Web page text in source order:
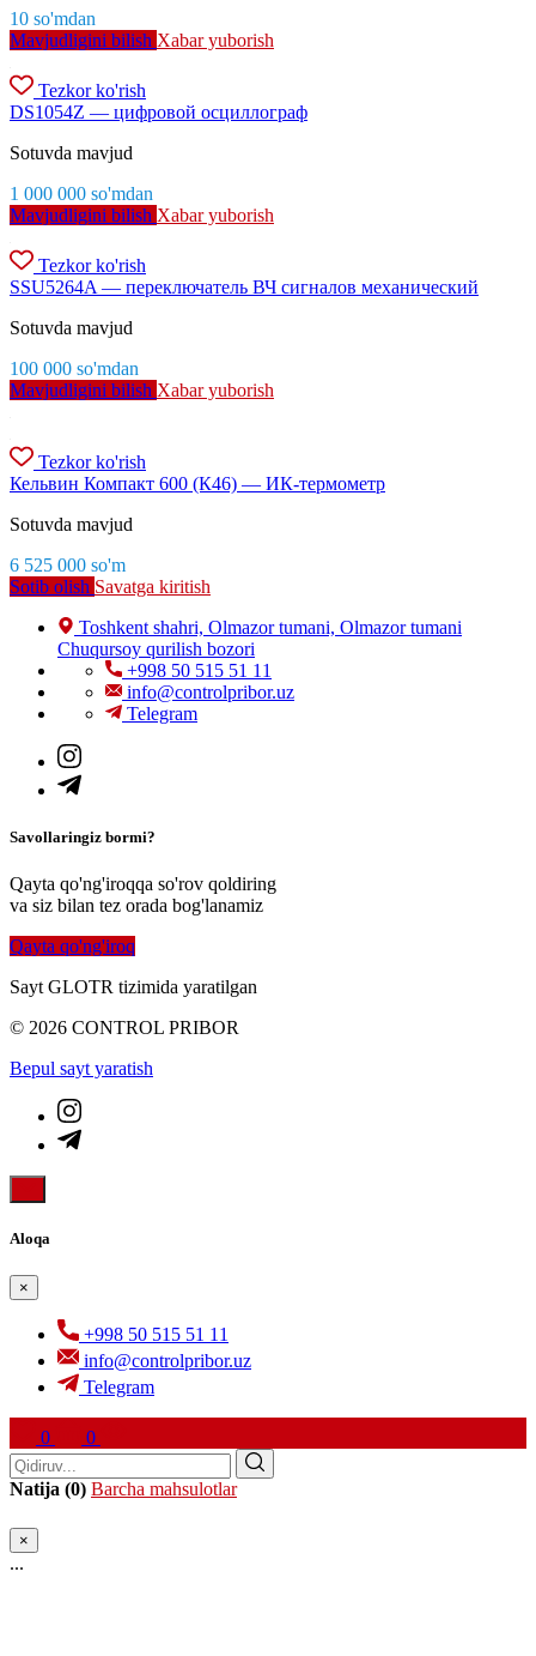
10 so'mdan
Mavjudligini bilish Xabar yuborish
Tezkor ko'rish
DS1054Z — цифровой осциллограф
Sotuvda mavjud
1 000 000 so'mdan
Mavjudligini bilish Xabar yuborish
Tezkor ko'rish
SSU5264A — переключатель ВЧ сигналов механический
Sotuvda mavjud
100 000 so'mdan
Mavjudligini bilish Xabar yuborish
Tezkor ko'rish
Кельвин Компакт 600 (К46) — ИК-термометр
Sotuvda mavjud
6 525 000 so'm
Sotib olish Savatga kiritish
Toshkent shahri, Olmazor tumani, Olmazor tumani
Chuqursoy qurilish bozori
+998 50 515 51 11
info@controlpribor.uz
Telegram
Savollaringiz bormi?
Qayta qo'ng'iroqqa so'rov qoldiring
va siz bilan tez orada bog'lanamiz
Qayta qo'ng'iroq
Sayt GLOTR tizimida yaratilgan
© 2026 CONTROL PRIBOR
Bepul sayt yaratish
Aloqa
×
+998 50 515 51 11
info@controlpribor.uz
Telegram
0 0
Natija (0) Barcha mahsulotlar
×
...